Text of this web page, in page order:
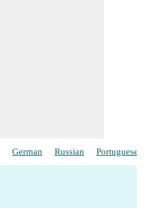
German Russian Portuguese